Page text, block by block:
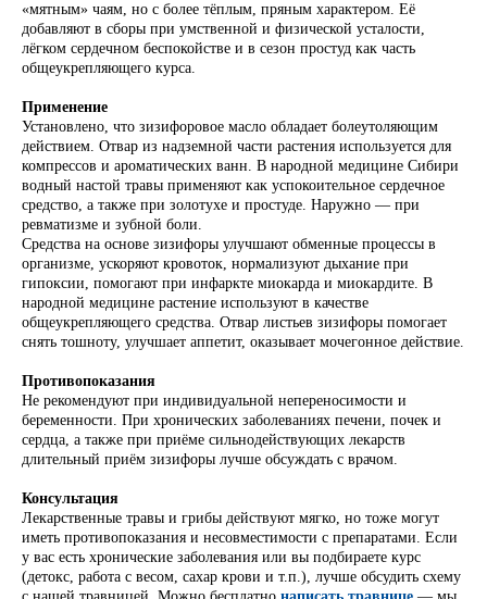
«мятным» чаям, но с более тёплым, пряным характером. Её
добавляют в сборы при умственной и физической усталости,
лёгком сердечном беспокойстве и в сезон простуд как часть
общеукрепляющего курса.
Применение
Установлено, что зизифоровое масло обладает болеутоляющим
действием. Отвар из надземной части растения используется для
компрессов и ароматических ванн. В народной медицине Сибири
водный настой травы применяют как успокоительное сердечное
средство, а также при золотухе и простуде. Наружно — при
ревматизме и зубной боли.
Средства на основе зизифоры улучшают обменные процессы в
организме, ускоряют кровоток, нормализуют дыхание при
гипоксии, помогают при инфаркте миокарда и миокардите. В
народной медицине растение используют в качестве
общеукрепляющего средства. Отвар листьев зизифоры помогает
снять тошноту, улучшает аппетит, оказывает мочегонное действие.
Противопоказания
Не рекомендуют при индивидуальной непереносимости и
беременности. При хронических заболеваниях печени, почек и
сердца, а также при приёме сильнодействующих лекарств
длительный приём зизифоры лучше обсуждать с врачом.
Консультация
Лекарственные травы и грибы действуют мягко, но тоже могут
иметь противопоказания и несовместимости с препаратами. Если
у вас есть хронические заболевания или вы подбираете курс
(детокс, работа с весом, сахар крови и т.п.), лучше обсудить схему